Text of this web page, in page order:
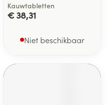
Kauwtabletten
€ 38,31
Niet beschikbaar